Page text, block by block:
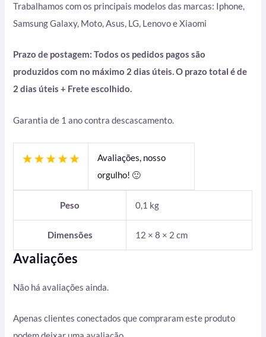
Trabalhamos com os principais modelos das marcas: Iphone,
Samsung Galaxy, Moto, Asus, LG, Lenovo e Xiaomi
Prazo de postagem: Todos os pedidos pagos são
produzidos com no máximo 2 dias úteis. O prazo total é de
2 dias úteis + Frete escolhido.
Garantia de 1 ano contra descascamento.
Avaliações, nosso
orgulho! 🙂
Peso 0,1 kg
Dimensões 12 × 8 × 2 cm
Avaliações
Não há avaliações ainda.
Apenas clientes conectados que compraram este produto